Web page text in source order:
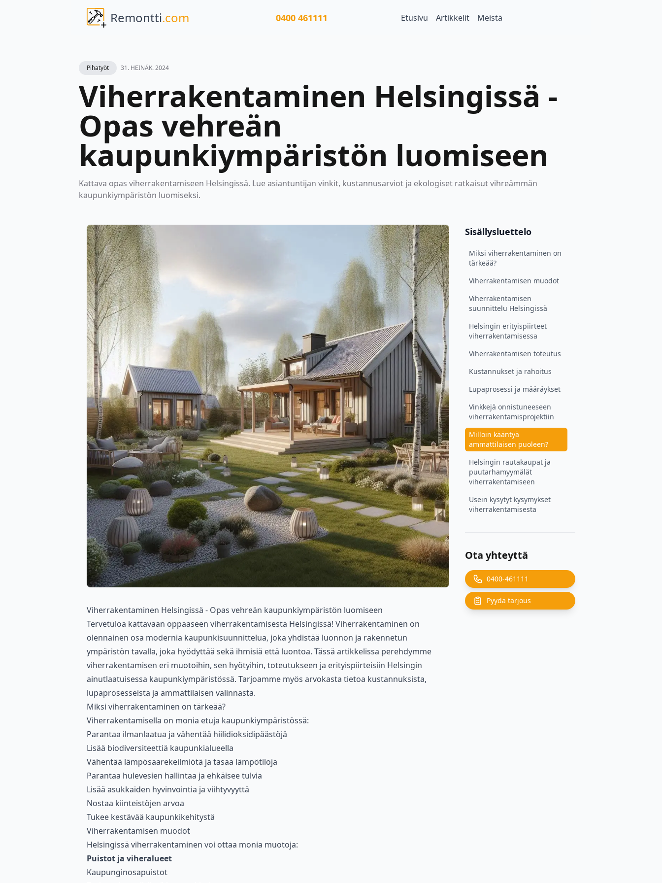
Remontti.com 0400 461111 Etusivu Artikkelit Meistä
Pihatyöt 31. HEINÄK. 2024
Viherrakentaminen Helsingissä -
Opas vehreän
kaupunkiympäristön luomiseen
Kattava opas viherrakentamiseen Helsingissä. Lue asiantuntijan vinkit, kustannusarviot ja ekologiset ratkaisut vihreämmän
kaupunkiympäristön luomiseksi.
Viherrakentaminen Helsingissä - Opas vehreän kaupunkiympäristön luomiseen
Tervetuloa kattavaan oppaaseen viherrakentamisesta Helsingissä! Viherrakentaminen on
olennainen osa modernia kaupunkisuunnittelua, joka yhdistää luonnon ja rakennetun
ympäristön tavalla, joka hyödyttää sekä ihmisiä että luontoa. Tässä artikkelissa perehdymme
viherrakentamisen eri muotoihin, sen hyötyihin, toteutukseen ja erityispiirteisiin Helsingin
ainutlaatuisessa kaupunkiympäristössä. Tarjoamme myös arvokasta tietoa kustannuksista,
lupaprosesseista ja ammattilaisen valinnasta.
Miksi viherrakentaminen on tärkeää?
Viherrakentamisella on monia etuja kaupunkiympäristössä:
Parantaa ilmanlaatua ja vähentää hiilidioksidipäästöjä
Lisää biodiversiteettiä kaupunkialueella
Vähentää lämpösaarekeilmiötä ja tasaa lämpötiloja
Parantaa hulevesien hallintaa ja ehkäisee tulvia
Lisää asukkaiden hyvinvointia ja viihtyvyyttä
Nostaa kiinteistöjen arvoa
Tukee kestävää kaupunkikehitystä
Viherrakentamisen muodot
Helsingissä viherrakentaminen voi ottaa monia muotoja:
Puistot ja viheralueet
Kaupunginosapuistot
Sisällysluettelo
Miksi viherrakentaminen on
tärkeää?
Viherrakentamisen muodot
Viherrakentamisen
suunnittelu Helsingissä
Helsingin erityispiirteet
viherrakentamisessa
Viherrakentamisen toteutus
Kustannukset ja rahoitus
Lupaprosessi ja määräykset
Vinkkejä onnistuneeseen
viherrakentamisprojektiin
Milloin kääntyä
ammattilaisen puoleen?
Helsingin rautakaupat ja
puutarhamyymälät
viherrakentamiseen
Usein kysytyt kysymykset
viherrakentamisesta
Ota yhteyttä
0400-461111
Pyydä tarjous